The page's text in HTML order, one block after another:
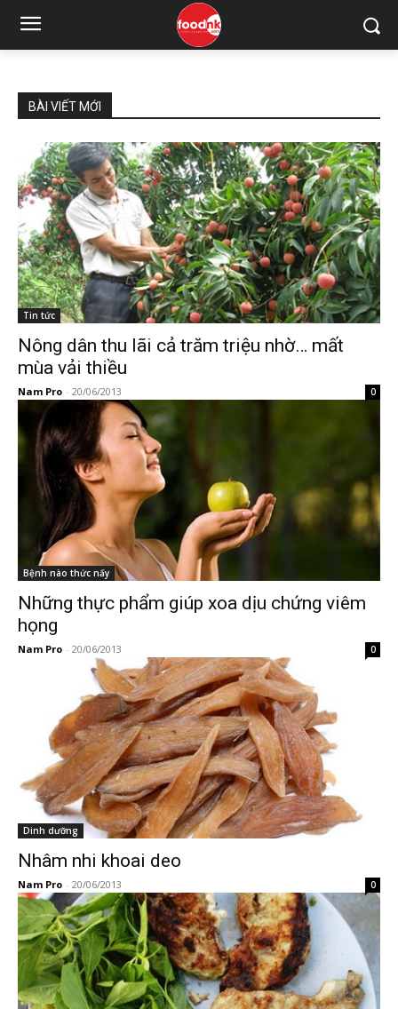
BÀI VIẾT MỚI
Tin tức
Nông dân thu lãi cả trăm triệu nhờ… mất
mùa vải thiều
Nam Pro - 20/06/2013 0
Bệnh nào thức nấy
Những thực phẩm giúp xoa dịu chứng viêm
họng
Nam Pro - 20/06/2013 0
Dinh dưỡng
Nhâm nhi khoai deo
Nam Pro - 20/06/2013 0